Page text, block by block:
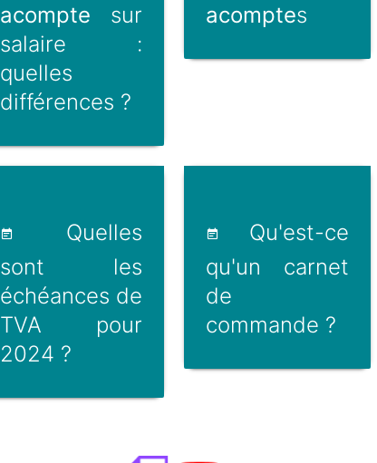
acompte sur
salaire :
quelles
différences ?
acomptes
Quelles
sont les
échéances de
TVA pour
2024 ?
Qu'est-ce
qu'un carnet
de
commande ?